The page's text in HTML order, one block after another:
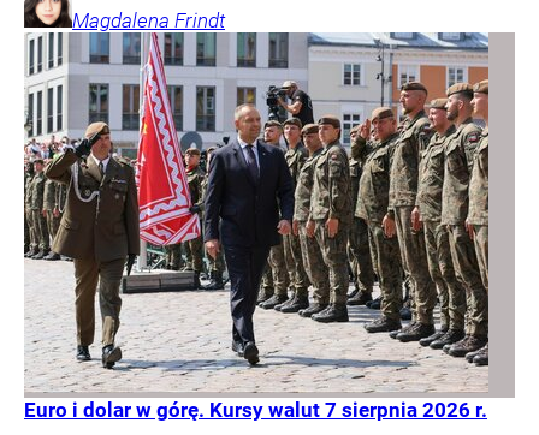
Magdalena Frindt
Euro i dolar w górę. Kursy walut 7 sierpnia 2026 r.